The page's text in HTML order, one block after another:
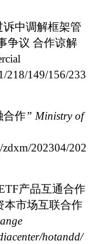
诉中调解框架管
争议 合作谅解
218/149/156/233
合作” Ministry of
202304/202
产品互通合作
本市场互联合作
hotandd/